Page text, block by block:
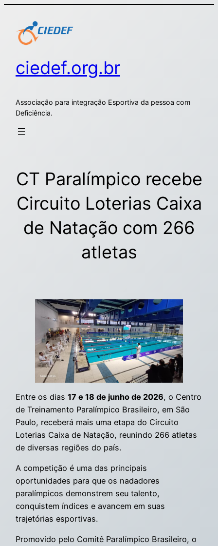
ciedef.org.br
Associação para integração Esportiva da pessoa com
Deficiência.
CT Paralímpico recebe
Circuito Loterias Caixa
de Natação com 266
atletas
Entre os dias 17 e 18 de junho de 2026, o Centro
de Treinamento Paralímpico Brasileiro, em São
Paulo, receberá mais uma etapa do Circuito
Loterias Caixa de Natação, reunindo 266 atletas
de diversas regiões do país.
A competição é uma das principais
oportunidades para que os nadadores
paralímpicos demonstrem seu talento,
conquistem índices e avancem em suas
trajetórias esportivas.
Promovido pelo Comitê Paralímpico Brasileiro, o